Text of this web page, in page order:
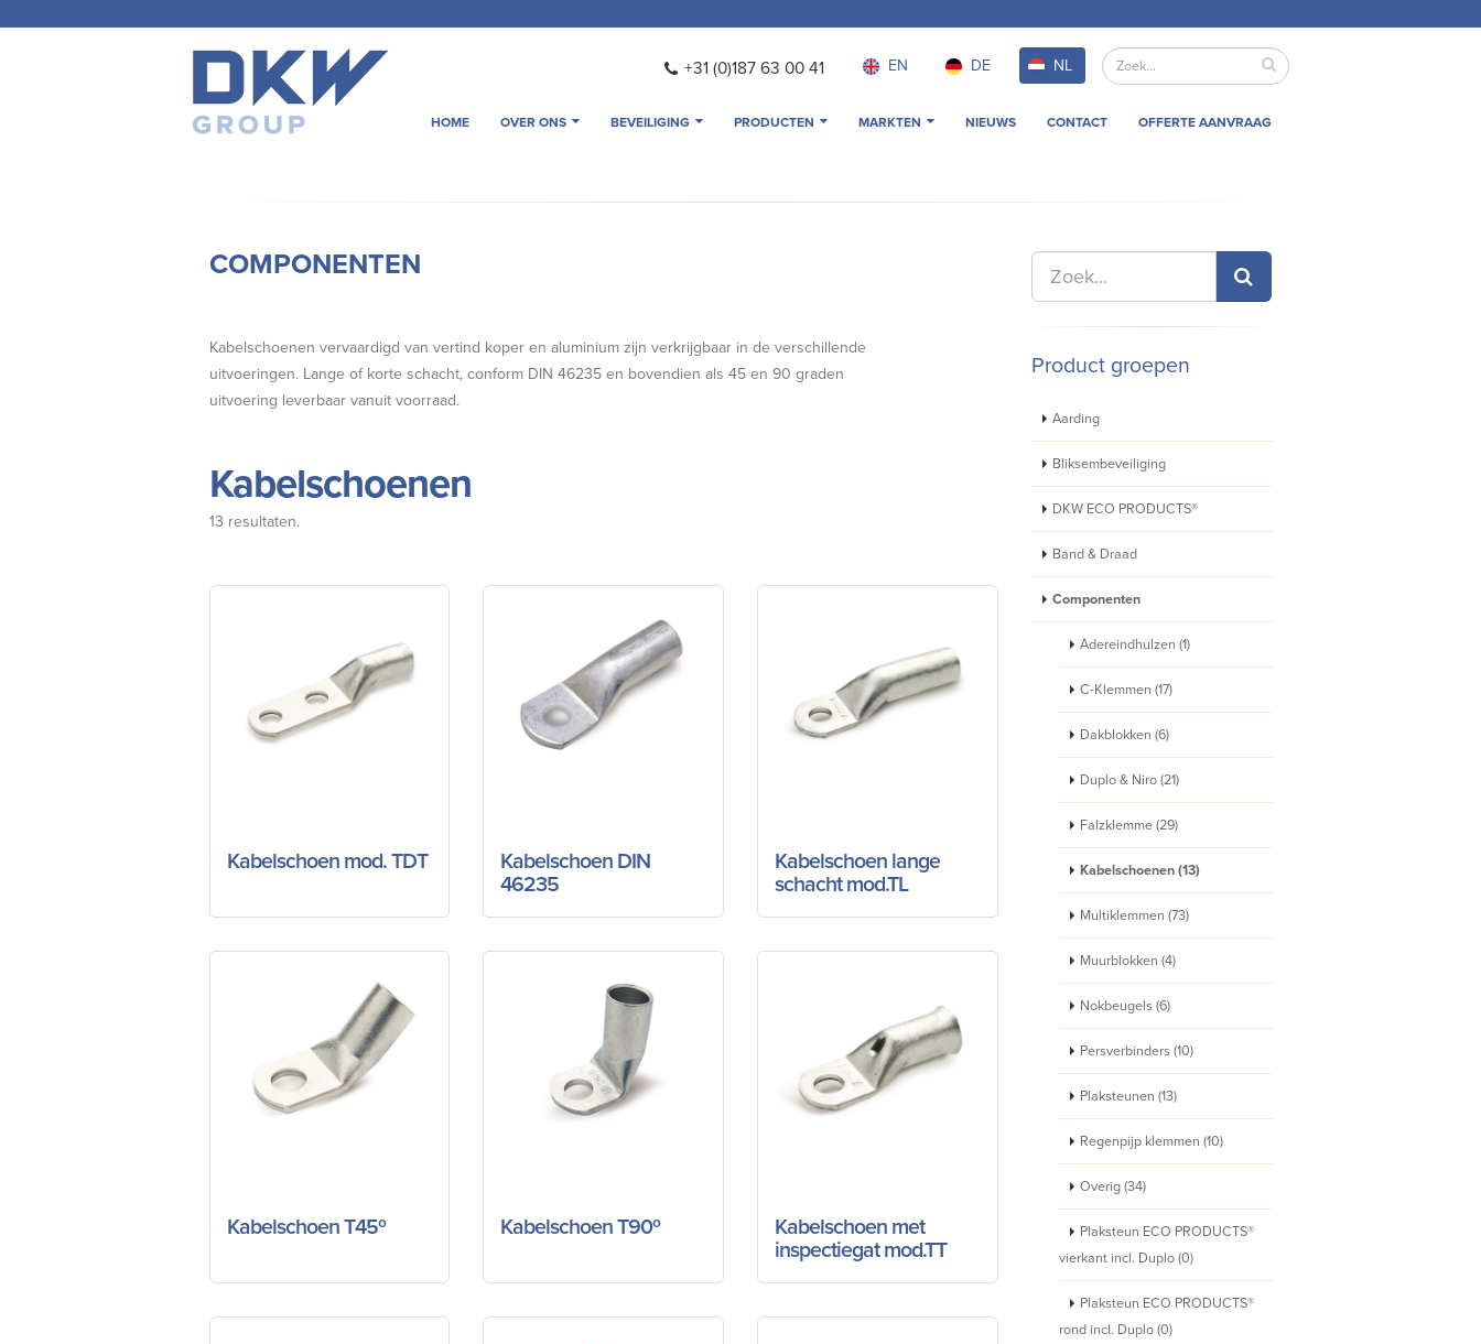
+31 (0)187 63 00 41 EN DE NL
HOME OVER ONS BEVEILIGING PRODUCTEN MARKTEN NIEUWS CONTACT OFFERTE AANVRAAG
COMPONENTEN
Kabelschoenen vervaardigd van vertind koper en aluminium zijn verkrijgbaar in de verschillende
uitvoeringen. Lange of korte schacht, conform DIN 46235 en bovendien als 45 en 90 graden
uitvoering leverbaar vanuit voorraad.
Kabelschoenen
13 resultaten.
Kabelschoen mod. TDT
Kabelschoen DIN
46235
Kabelschoen lange
schacht mod.TL
Kabelschoen T45º Kabelschoen T90º
Kabelschoen met
inspectiegat mod.TT
Product groepen
Aarding
Bliksembeveiliging
DKW ECO PRODUCTS®
Band & Draad
Componenten
Adereindhulzen (1)
C-Klemmen (17)
Dakblokken (6)
Duplo & Niro (21)
Falzklemme (29)
Kabelschoenen (13)
Multiklemmen (73)
Muurblokken (4)
Nokbeugels (6)
Persverbinders (10)
Plaksteunen (13)
Regenpijp klemmen (10)
Overig (34)
Plaksteun ECO PRODUCTS®
vierkant incl. Duplo (0)
Plaksteun ECO PRODUCTS®
rond incl. Duplo (0)